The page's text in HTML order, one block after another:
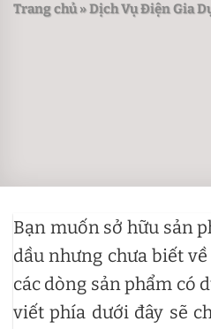
Trang chủ»Dịch Vụ Điện Gia
Bạn muốn sở hữu sản
dầu nhưng chưa biết
các dòng sản phẩm có
viết phía dưới đây sẽ